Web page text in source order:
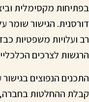
בפתיחות מקסימלית
דורסנית. הגישור
רב ועלויות משפטיות
הרגשות לצרכים
התכנים הנפוצים
קבלת ההחלטות בחברה,